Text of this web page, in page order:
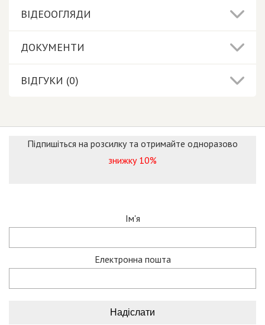
ВІДЕООГЛЯДИ
ДОКУМЕНТИ
ВІДГУКИ (0)
Підпишіться на розсилку та отримайте одноразово
знижку 10%
Ім'я
Електронна пошта